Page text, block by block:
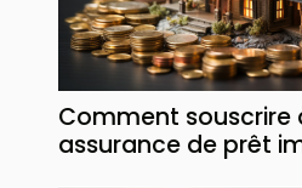
Comment souscrire
assurance de prêt